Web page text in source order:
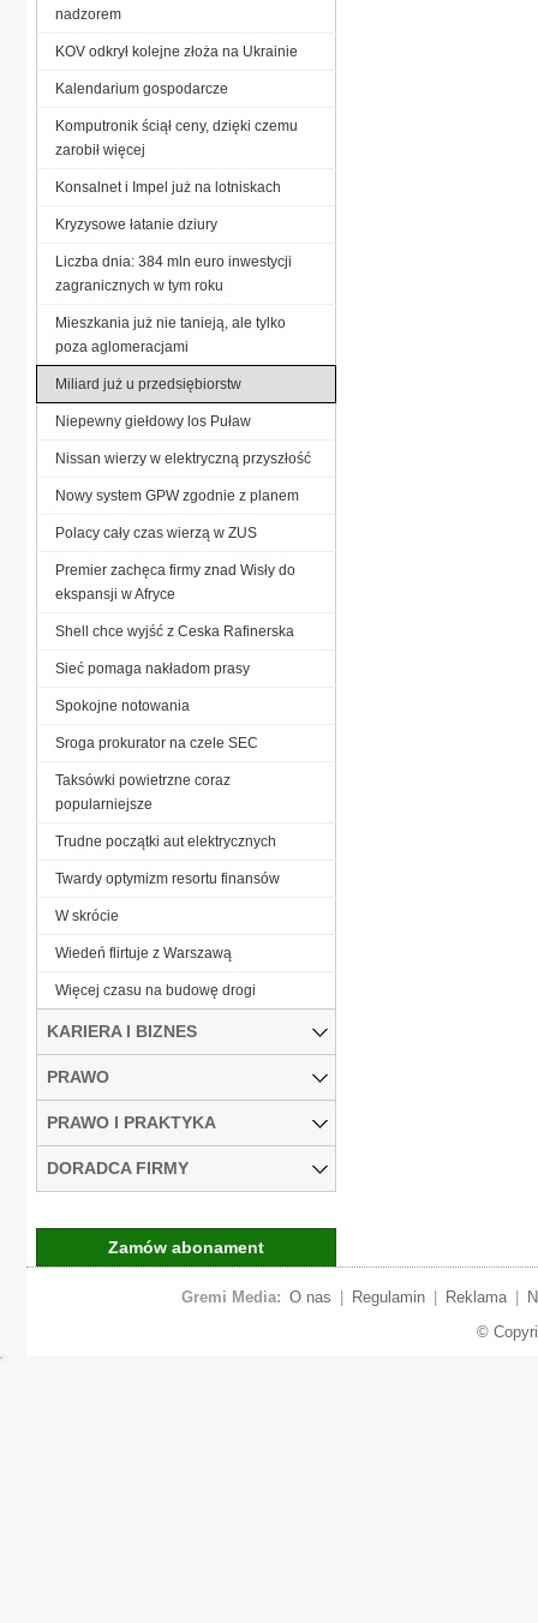
nadzorem
KOV odkrył kolejne złoża na Ukrainie
Kalendarium gospodarcze
Komputronik ściął ceny, dzięki czemu
zarobił więcej
Konsalnet i Impel już na lotniskach
Kryzysowe łatanie dziury
Liczba dnia: 384 mln euro inwestycji
zagranicznych w tym roku
Mieszkania już nie tanieją, ale tylko
poza aglomeracjami
Miliard już u przedsiębiorstw
Niepewny giełdowy los Puław
Nissan wierzy w elektryczną przyszłość
Nowy system GPW zgodnie z planem
Polacy cały czas wierzą w ZUS
Premier zachęca firmy znad Wisły do
ekspansji w Afryce
Shell chce wyjść z Ceska Rafinerska
Sieć pomaga nakładom prasy
Spokojne notowania
Sroga prokurator na czele SEC
Taksówki powietrzne coraz
popularniejsze
Trudne początki aut elektrycznych
Twardy optymizm resortu finansów
W skrócie
Wiedeń flirtuje z Warszawą
Więcej czasu na budowę drogi
KARIERA I BIZNES
PRAWO
PRAWO I PRAKTYKA
DORADCA FIRMY
Zamów abonament
Gremi Media: O nas Regulamin Reklama
©